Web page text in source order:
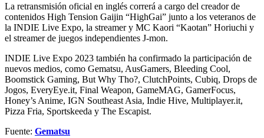
La retransmisión oficial en inglés correrá a cargo del creador de
contenidos High Tension Gaijin “HighGai” junto a los veteranos de
la INDIE Live Expo, la streamer y MC Kaori “Kaotan” Horiuchi y
el streamer de juegos independientes J-mon.
INDIE Live Expo 2023 también ha confirmado la participación de
nuevos medios, como Gematsu, AusGamers, Bleeding Cool,
Boomstick Gaming, But Why Tho?, ClutchPoints, Cubiq, Drops de
Jogos, EveryEye.it, Final Weapon, GameMAG, GamerFocus,
Honey’s Anime, IGN Southeast Asia, Indie Hive, Multiplayer.it,
Pizza Fria, Sportskeeda y The Escapist.
Fuente: Gematsu